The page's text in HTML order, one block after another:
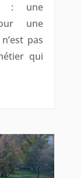
: une
une
pas
qui